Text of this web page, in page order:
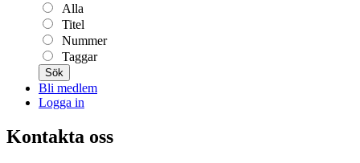
Alla
Titel
Nummer
Taggar
Sök
Bli medlem
Logga in
Kontakta oss